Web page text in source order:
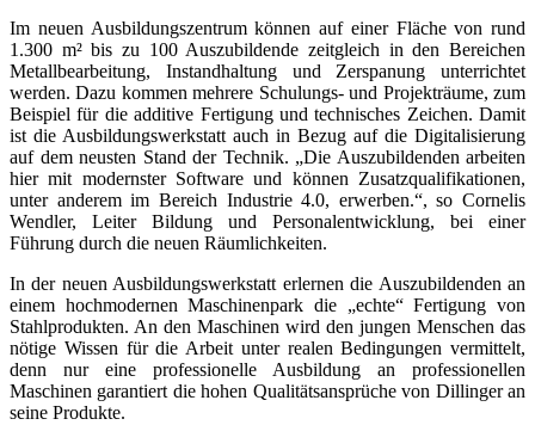
Im neuen Ausbildungszentrum können auf einer Fläche von rund
1.300 m² bis zu 100 Auszubildende zeitgleich in den Bereichen
Metallbearbeitung, Instandhaltung und Zerspanung unterrichtet
werden. Dazu kommen mehrere Schulungs- und Projekträume, zum
Beispiel für die additive Fertigung und technisches Zeichen. Damit
ist die Ausbildungswerkstatt auch in Bezug auf die Digitalisierung
auf dem neusten Stand der Technik. „Die Auszubildenden arbeiten
hier mit modernster Software und können Zusatzqualifikationen,
unter anderem im Bereich Industrie 4.0, erwerben.“, so Cornelis
Wendler, Leiter Bildung und Personalentwicklung, bei einer
Führung durch die neuen Räumlichkeiten.
In der neuen Ausbildungswerkstatt erlernen die Auszubildenden an
einem hochmodernen Maschinenpark die „echte“ Fertigung von
Stahlprodukten. An den Maschinen wird den jungen Menschen das
nötige Wissen für die Arbeit unter realen Bedingungen vermittelt,
denn nur eine professionelle Ausbildung an professionellen
Maschinen garantiert die hohen Qualitätsansprüche von Dillinger an
seine Produkte.